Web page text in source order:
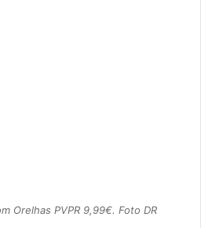
Orelhas PVPR 9,99€. Foto DR